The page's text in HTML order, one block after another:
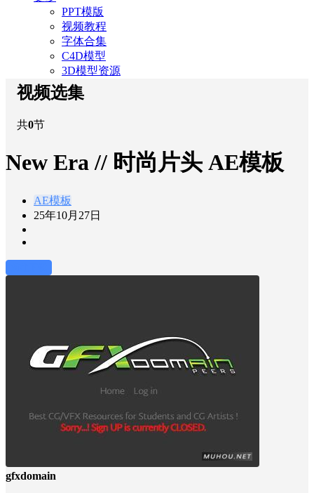
PPT模版
视频教程
字体合集
C4D模型
3D模型资源
视频选集
共0节
New Era // 时尚片头 AE模板
AE模板
25年10月27日
gfxdomain